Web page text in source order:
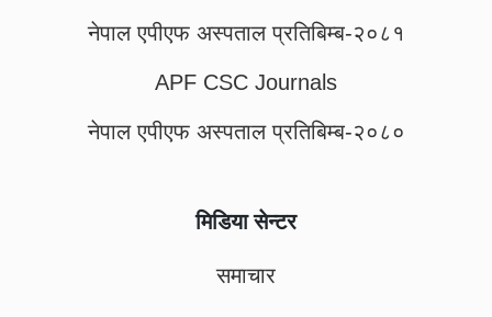
नेपाल एपीएफ अस्पताल प्रतिबिम्ब-२०८१
APF CSC Journals
नेपाल एपीएफ अस्पताल प्रतिबिम्ब-२०८०
मिडिया सेन्टर
समाचार